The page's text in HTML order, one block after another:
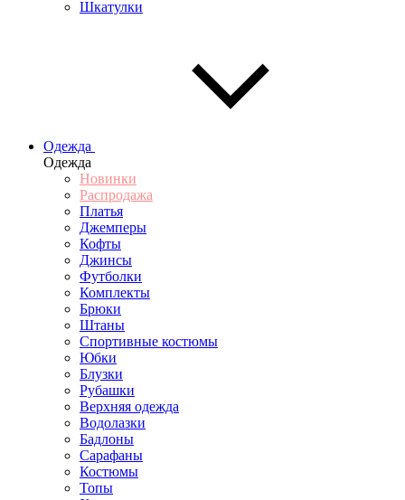
Шкатулки
Одежда
Одежда
Новинки
Распродажа
Платья
Джемперы
Кофты
Джинсы
Футболки
Комплекты
Брюки
Штаны
Спортивные костюмы
Юбки
Блузки
Рубашки
Верхняя одежда
Водолазки
Бадлоны
Сарафаны
Костюмы
Топы